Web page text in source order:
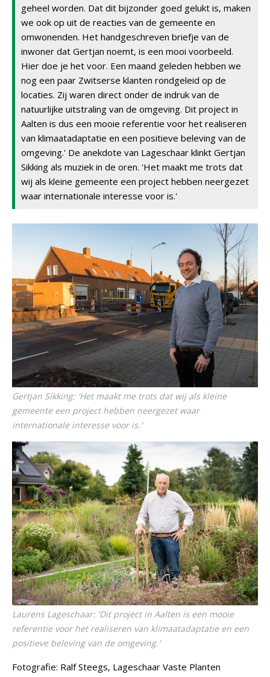
geheel worden. Dat dit bijzonder goed gelukt is, maken
we ook op uit de reacties van de gemeente en
omwonenden. Het handgeschreven briefje van de
inwoner dat Gertjan noemt, is een mooi voorbeeld.
Hier doe je het voor. Een maand geleden hebben we
nog een paar Zwitserse klanten rondgeleid op de
locaties. Zij waren direct onder de indruk van de
natuurlijke uitstraling van de omgeving. Dit project in
Aalten is dus een mooie referentie voor het realiseren
van klimaatadaptatie en een positieve beleving van de
omgeving.' De anekdote van Lageschaar klinkt Gertjan
Sikking als muziek in de oren. 'Het maakt me trots dat
wij als kleine gemeente een project hebben neergezet
waar internationale interesse voor is.'
Gertjan Sikking: 'Het maakt me trots dat wij als kleine
gemeente een project hebben neergezet waar
internationale interesse voor is.'
Laurens Lageschaar: 'Dit project in Aalten is een mooie
referentie voor het realiseren van klimaatadaptatie en een
positieve beleving van de omgeving.'
Fotografie: Ralf Steegs, Lageschaar Vaste Planten